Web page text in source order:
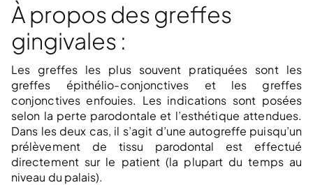
À propos des greffes
gingivales :
Les greffes les plus souvent pratiquées sont les
greffes épithélio-conjonctives et les greffes
conjonctives enfouies. Les indications sont posées
selon la perte parodontale et l’esthétique attendues.
Dans les deux cas, il s’agit d’une autogreffe puisqu’un
prélèvement de tissu parodontal est effectué
directement sur le patient (la plupart du temps au
niveau du palais).